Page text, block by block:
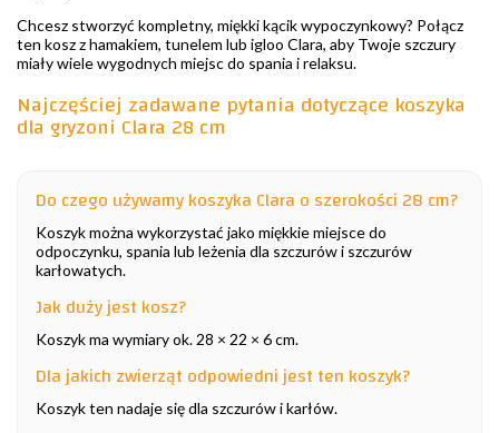
Chcesz stworzyć kompletny, miękki kącik wypoczynkowy? Połącz
ten kosz z hamakiem, tunelem lub igloo Clara, aby Twoje szczury
miały wiele wygodnych miejsc do spania i relaksu.
Najczęściej zadawane pytania dotyczące koszyka
dla gryzoni Clara 28 cm
Do czego używamy koszyka Clara o szerokości 28 cm?
Koszyk można wykorzystać jako miękkie miejsce do
odpoczynku, spania lub leżenia dla szczurów i szczurów
karłowatych.
Jak duży jest kosz?
Koszyk ma wymiary ok. 28 × 22 × 6 cm.
Dla jakich zwierząt odpowiedni jest ten koszyk?
Koszyk ten nadaje się dla szczurów i karłów.